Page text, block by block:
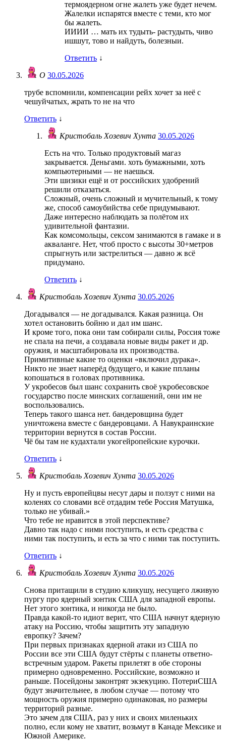
термоядерном огне жалеть уже будет нечем.
Жалелки испарятся вместе с теми, кто мог
бы жалеть.
ИИИИ … мать их тудыть- растудыть, чиво
ишшут, тово и найдуть, болезныи.
Ответить ↓
О 30.05.2026
трубе вспомнили, компенсации рейх хочет за неё с
чешуйчатых, жрать то не на что
Ответить ↓
Кристобаль Хозевич Хунта 30.05.2026
Есть на что. Только продуктовый магаз
закрывается. Деньгами. хоть бумажными, хоть
компьютерными — не наешься.
Эти шизики ещё и от российских удобрений
решили отказаться.
Сложный, очень сложный и мучительный, к тому
же, способ самоубийства себе придумывают.
Даже интересно наблюдать за полётом их
удивительной фантазии.
Как комсомольцы, сексом занимаются в гамаке и в
акваланге. Нет, чтоб просто с высоты 30+метров
спрыгнуть или застрелиться — давно ж всё
придумано.
Ответить ↓
Кристобаль Хозевич Хунта 30.05.2026
Догадывался — не догадывался. Какая разница. Он
хотел остановить бойню и дал им шанс.
И кроме того, пока они там собирали силы, Россия тоже
не спала на печи, а создавала новые виды ракет и др.
оружия, и масштабировала их производства.
Примитивные какие то оценки «включил дурака».
Никто не знает наперёд будущего, и какие ппланы
копошаться в головах противника.
У укробесов был шанс сохранить своё укробесовское
государство после минских соглашений, они им не
воспользовались.
Теперь такого шанса нет. бандеровщина будет
уничтожена вместе с бандеровцами. А Навукраинские
территории вернутся в состав России.
Чё бы там не кудахтали укогейропейские курочки.
Ответить ↓
Кристобаль Хозевич Хунта 30.05.2026
Ну и пусть европейцвы несут дары и ползут с ними на
коленях со словами всё отдадим тебе Россия Матушка,
только не убивай.»
Что тебе не нравится в этой перспективе?
Давно так надо с ними поступить, и есть средства с
ними так поступить, и есть за что с ними так поступить.
Ответить ↓
Кристобаль Хозевич Хунта 30.05.2026
Снова притащили в студию кликушу, несущего лживую
пургу про ядерный зонтик США для западной европы.
Нет этого зонтика, и никогда не было.
Правда какой-то идиот верит, что США начнут ядерную
атаку на Россию, чтобы защитить эту западную
европку? Зачем?
При первых признаках ядерной атаки из США по
России все эти США будут стёрты с планеты ответно-
встречным ударом. Ракеты прилетят в обе стороны
примерно одновременно. Российские, возможно и
раньше. Посейдоны законтрят экзекуцию. ПотериСША
будут значительнее, в любом случае — потому что
мощность оружия примерно одинаковая, но размеры
территорий разные.
Это зачем для США, раз у них и своих миленьких
полно, если кому не хватит, возьмут в Канаде Мексике и
Южной Америке.